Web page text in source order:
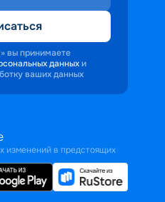
вы принимаете
данных и
ваших данных
изменений в предстоящих